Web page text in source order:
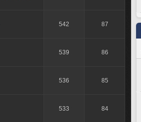
542 87
539 86
536 85
533 84